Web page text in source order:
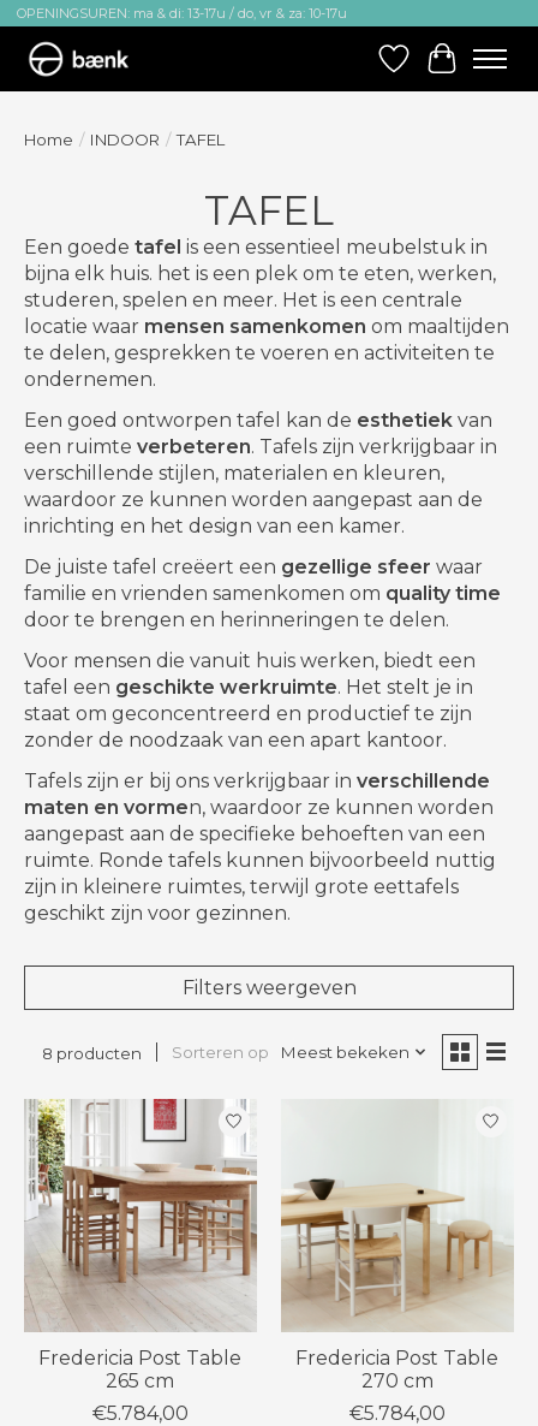
OPENINGSUREN: ma & di: 13-17u / do, vr & za: 10-17u
Verlanglijst
Home / INDOOR / TAFEL
TAFEL
Een goede tafel is een essentieel meubelstuk in
bijna elk huis. het is een plek om te eten, werken,
studeren, spelen en meer. Het is een centrale
locatie waar mensen samenkomen om maaltijden
te delen, gesprekken te voeren en activiteiten te
ondernemen.
Een goed ontworpen tafel kan de esthetiek van
een ruimte verbeteren. Tafels zijn verkrijgbaar in
verschillende stijlen, materialen en kleuren,
waardoor ze kunnen worden aangepast aan de
inrichting en het design van een kamer.
De juiste tafel creëert een gezellige sfeer waar
familie en vrienden samenkomen om quality time
door te brengen en herinneringen te delen.
Voor mensen die vanuit huis werken, biedt een
tafel een geschikte werkruimte. Het stelt je in
staat om geconcentreerd en productief te zijn
zonder de noodzaak van een apart kantoor.
Tafels zijn er bij ons verkrijgbaar in verschillende
maten en vormen, waardoor ze kunnen worden
aangepast aan de specifieke behoeften van een
ruimte. Ronde tafels kunnen bijvoorbeeld nuttig
zijn in kleinere ruimtes, terwijl grote eettafels
geschikt zijn voor gezinnen.
Filters weergeven
8 producten Sorteren op Meest bekeken
Fredericia Post Table
265 cm
€5.784,00
Fredericia Post Table
270 cm
€5.784,00